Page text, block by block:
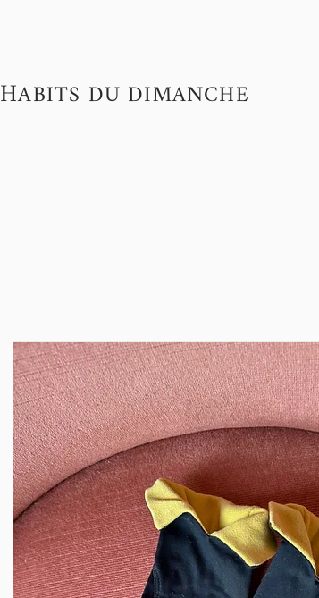
HABITS DU DIMANCHE